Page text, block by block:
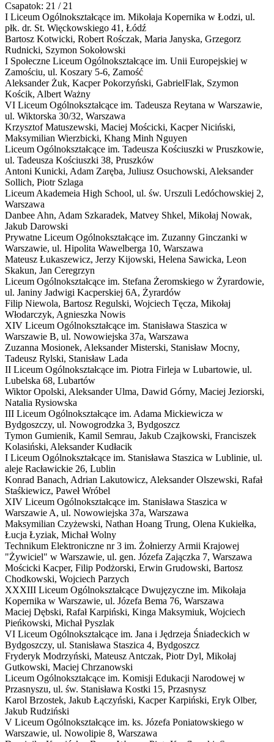
Csapatok: 21 / 21
I Liceum Ogólnokształcące im. Mikołaja Kopernika w Łodzi, ul.
płk. dr. St. Więckowskiego 41, Łódź
Bartosz Kotwicki, Robert Rośczak, Maria Janyska, Grzegorz
Rudnicki, Szymon Sokołowski
I Społeczne Liceum Ogólnokształcące im. Unii Europejskiej w
Zamościu, ul. Koszary 5-6, Zamość
Aleksander Żuk, Kacper Pokorzyński, GabrielFlak, Szymon
Kościk, Albert Ważny
VI Liceum Ogólnokształcące im. Tadeusza Reytana w Warszawie,
ul. Wiktorska 30/32, Warszawa
Krzysztof Matuszewski, Maciej Mościcki, Kacper Niciński,
Maksymilian Wierzbicki, Khang Minh Nguyen
Liceum Ogólnokształcące im. Tadeusza Kościuszki w Pruszkowie,
ul. Tadeusza Kościuszki 38, Pruszków
Antoni Kunicki, Adam Zaręba, Juliusz Osuchowski, Aleksander
Sollich, Piotr Szlaga
Liceum Akademeia High School, ul. św. Urszuli Ledóchowskiej 2,
Warszawa
Danbee Ahn, Adam Szkaradek, Matvey Shkel, Mikołaj Nowak,
Jakub Darowski
Prywatne Liceum Ogólnokształcące im. Zuzanny Ginczanki w
Warszawie, ul. Hipolita Wawelberga 10, Warszawa
Mateusz Łukaszewicz, Jerzy Kijowski, Helena Sawicka, Leon
Skakun, Jan Ceregrzyn
Liceum Ogólnokształcące im. Stefana Żeromskiego w Żyrardowie,
ul. Janiny Jadwigi Kacperskiej 6A, Żyrardów
Filip Niewola, Bartosz Regulski, Wojciech Tęcza, Mikołaj
Włodarczyk, Agnieszka Nowis
XIV Liceum Ogólnokształcące im. Stanisława Staszica w
Warszawie B, ul. Nowowiejska 37a, Warszawa
Zuzanna Mosionek, Aleksander Misterski, Stanisław Mocny,
Tadeusz Rylski, Stanisław Lada
II Liceum Ogólnokształcące im. Piotra Firleja w Lubartowie, ul.
Lubelska 68, Lubartów
Wiktor Opolski, Aleksander Ulma, Dawid Górny, Maciej Jeziorski,
Natalia Rysiowska
III Liceum Ogólnokształcące im. Adama Mickiewicza w
Bydgoszczy, ul. Nowogrodzka 3, Bydgoszcz
Tymon Gumienik, Kamil Semrau, Jakub Czajkowski, Franciszek
Kolasiński, Aleksander Kudłacik
I Liceum Ogólnokształcące im. Stanisława Staszica w Lublinie, ul.
aleje Racławickie 26, Lublin
Konrad Banach, Adrian Lakutowicz, Aleksander Olszewski, Rafał
Staśkiewicz, Paweł Wróbel
XIV Liceum Ogólnokształcące im. Stanisława Staszica w
Warszawie A, ul. Nowowiejska 37a, Warszawa
Maksymilian Czyżewski, Nathan Hoang Trung, Olena Kukiełka,
Łucja Łyziak, Michał Wolny
Technikum Elektroniczne nr 3 im. Żołnierzy Armii Krajowej
"Żywiciel" w Warszawie, ul. gen. Józefa Zajączka 7, Warszawa
Mościcki Kacper, Filip Podżorski, Erwin Grudowski, Bartosz
Chodkowski, Wojciech Parzych
XXXIII Liceum Ogólnokształcące Dwujęzyczne im. Mikołaja
Kopernika w Warszawie, ul. Józefa Bema 76, Warszawa
Maciej Dębski, Rafał Karpiński, Kinga Maksymiuk, Wojciech
Pieńkowski, Michał Pyszlak
VI Liceum Ogólnokształcące im. Jana i Jędrzeja Śniadeckich w
Bydgoszczy, ul. Stanisława Staszica 4, Bydgoszcz
Fryderyk Modrzyński, Mateusz Antczak, Piotr Dyl, Mikołaj
Gutkowski, Maciej Chrzanowski
Liceum Ogólnokształcące im. Komisji Edukacji Narodowej w
Przasnyszu, ul. św. Stanisława Kostki 15, Przasnysz
Karol Brzostek, Jakub Łączyński, Kacper Karpiński, Eryk Olber,
Jakub Rudziński
V Liceum Ogólnokształcące im. ks. Józefa Poniatowskiego w
Warszawie, ul. Nowolipie 8, Warszawa